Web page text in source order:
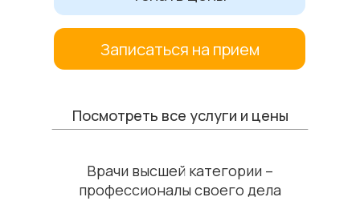
Записаться на прием
Посмотреть все услуги и цены
Врачи высшей категории –
профессионалы своего дела